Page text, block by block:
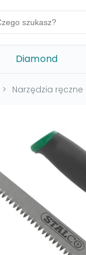
Diamond
> Narzędzia ręczne